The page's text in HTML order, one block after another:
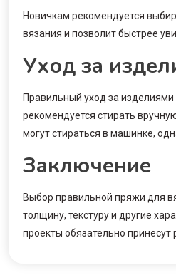
Новичкам рекомендуется
вязания и позволит быстрее
Уход за
Правильный уход за
рекомендуется стирать
могут стираться в машинке,
Заключение
Выбор правильной пряжи для
толщину, текстуру и другие
проекты обязательно принесут